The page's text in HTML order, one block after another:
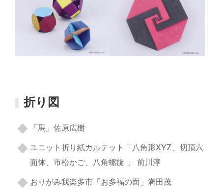
折り図
「馬」佐原広樹
ユニット折り紙カルテット「八角形XYZ、切頂六
面体、市松かご、八角螺旋 」 前川淳
おりがみ我楽多市「お多福の面」満田茂